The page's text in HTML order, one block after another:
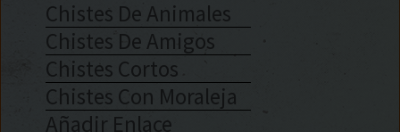
Chistes De Animales
Chistes De Amigos
Chistes Cortos
Chistes Con Moraleja
Añadir Enlace